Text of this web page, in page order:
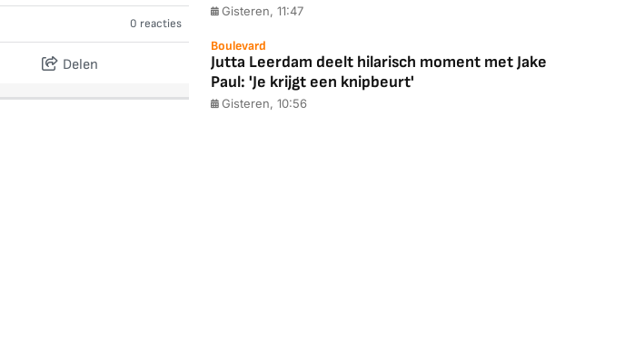
0 reacties
Delen
Gisteren, 11:47
Boulevard
Jutta Leerdam deelt hilarisch moment met Jake
Paul: 'Je krijgt een knipbeurt'
Gisteren, 10:56